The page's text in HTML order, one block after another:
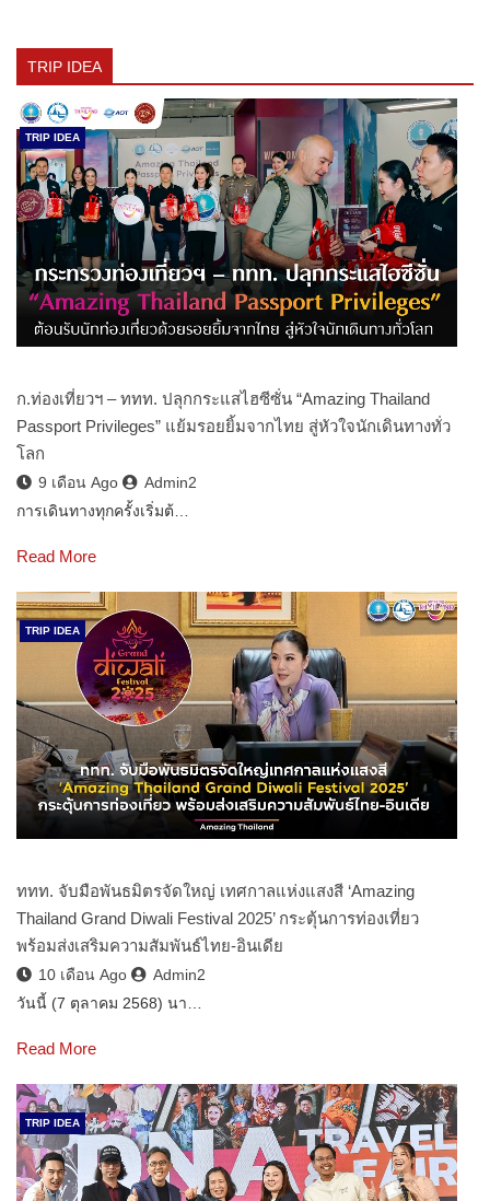
TRIP IDEA
TRIP IDEA
ก.ท่องเที่ยวฯ – ททท. ปลุกกระแสไฮซีซั่น “Amazing Thailand
Passport Privileges” แย้มรอยยิ้มจากไทย สู่หัวใจนักเดินทางทั่ว
โลก
9 เดือน Ago
Admin2
การเดินทางทุกครั้งเริ่มต้…
Read More
TRIP IDEA
ททท. จับมือพันธมิตรจัดใหญ่ เทศกาลแห่งแสงสี ‘Amazing
Thailand Grand Diwali Festival 2025’ กระตุ้นการท่องเที่ยว
พร้อมส่งเสริมความสัมพันธ์ไทย-อินเดีย
10 เดือน Ago
Admin2
วันนี้ (7 ตุลาคม 2568) นา…
Read More
TRIP IDEA